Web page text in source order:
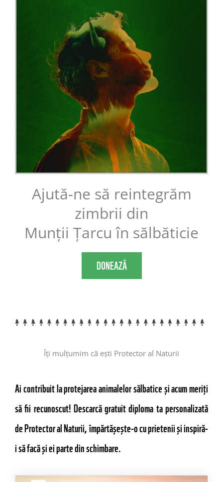
Ajută-ne să reintegrăm
zimbrii din
Munții Țarcu în sălbăticie
DONEAZĂ
Îți mulțumim că ești Protector al Naturii
Ai contribuit la protejarea animalelor sălbatice și acum meriți
să fii recunoscut! Descarcă gratuit diploma ta personalizată
de Protector al Naturii, împărtășește-o cu prietenii și inspiră-
i să facă și ei parte din schimbare.